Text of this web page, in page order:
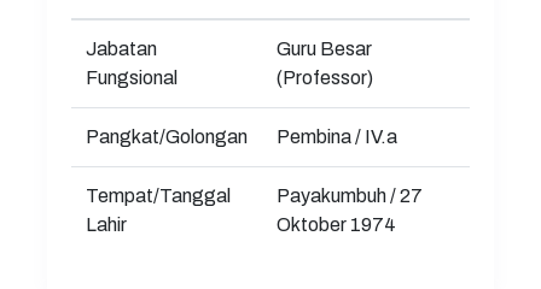
Jabatan
Fungsional
Guru Besar
(Professor)
Pangkat/Golongan Pembina / IV.a
Tempat/Tanggal
Lahir
Payakumbuh / 27
Oktober 1974